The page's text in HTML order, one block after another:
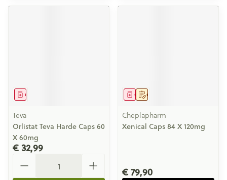
Geneesmiddel
Teva
Orlistat Teva Harde Caps 60
X 60mg
€ 32,99
Op voorschrift
Geneesmiddel
Cheplapharm
Xenical Caps 84 X 120mg
€ 79,90